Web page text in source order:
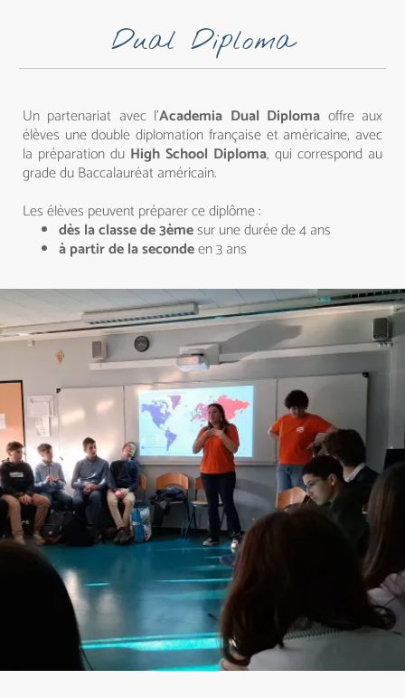
Dual Diploma
Un partenariat avec l’Academia Dual Diploma offre aux
élèves une double diplomation française et américaine, avec
la préparation du High School Diploma, qui correspond au
grade du Baccalauréat américain.
Les élèves peuvent préparer ce diplôme :
dès la classe de 3èmesur une durée de 4 ans
à partir de la secondeen 3 ans